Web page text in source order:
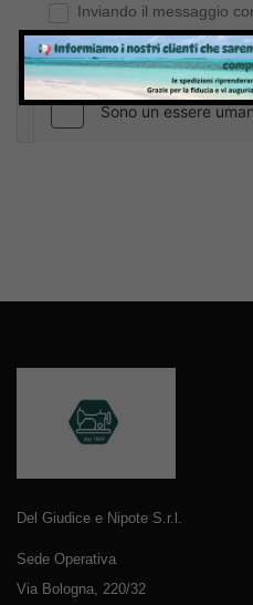
Inviando il messaggio
Termini e condizionidel sito
Del Giudice e Nipote S.r.l.
Sede Operativa
Via Bologna, 220/32